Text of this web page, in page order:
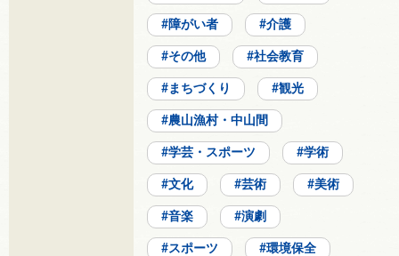
障がい者 介護
その他 社会教育
まちづくり 観光
農山漁村・中山間
学芸・スポーツ 学術
文化 芸術 美術
音楽 演劇
スポーツ 環境保全